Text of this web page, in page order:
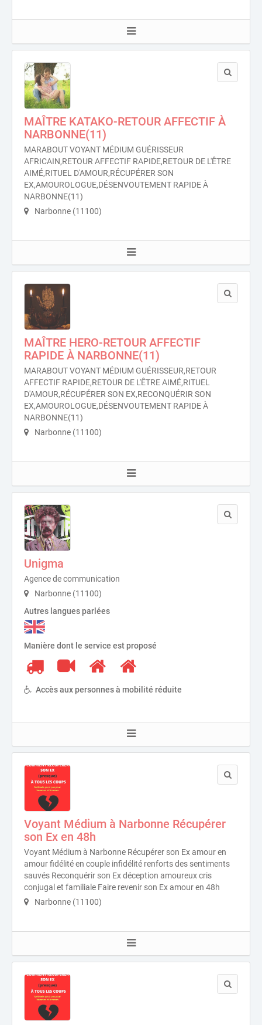
MAÎTRE KATAKO-RETOUR AFFECTIF À
NARBONNE(11)
MARABOUT VOYANT MÉDIUM GUÉRISSEUR
AFRICAIN,RETOUR AFFECTIF RAPIDE,RETOUR DE L'ÊTRE
AIMÉ,RITUEL D'AMOUR,RÉCUPÉRER SON
EX,AMOUROLOGUE,DÉSENVOUTEMENT RAPIDE À
NARBONNE(11)
Narbonne (11100)
MAÎTRE HERO-RETOUR AFFECTIF
RAPIDE À NARBONNE(11)
MARABOUT VOYANT MÉDIUM GUÉRISSEUR,RETOUR
AFFECTIF RAPIDE,RETOUR DE L'ÊTRE AIMÉ,RITUEL
D'AMOUR,RÉCUPÉRER SON EX,RECONQUÉRIR SON
EX,AMOUROLOGUE,DÉSENVOUTEMENT RAPIDE À
NARBONNE(11)
Narbonne (11100)
Unigma
Agence de communication
Narbonne (11100)
Autres langues parlées
Manière dont le service est proposé
Accès aux personnes à mobilité réduite
Voyant Médium à Narbonne Récupérer
son Ex en 48h
Voyant Médium à Narbonne Récupérer son Ex amour en
amour fidélité en couple infidélité renforts des sentiments
sauvés Reconquérir son Ex déception amoureux cris
conjugal et familiale Faire revenir son Ex amour en 48h
Narbonne (11100)